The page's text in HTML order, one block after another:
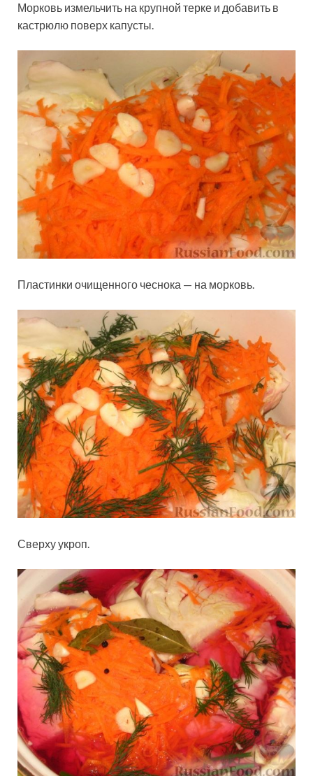
Морковь измельчить на крупной терке и добавить в
кастрюлю поверх капусты.
Пластинки очищенного чеснока — на морковь.
Сверху укроп.